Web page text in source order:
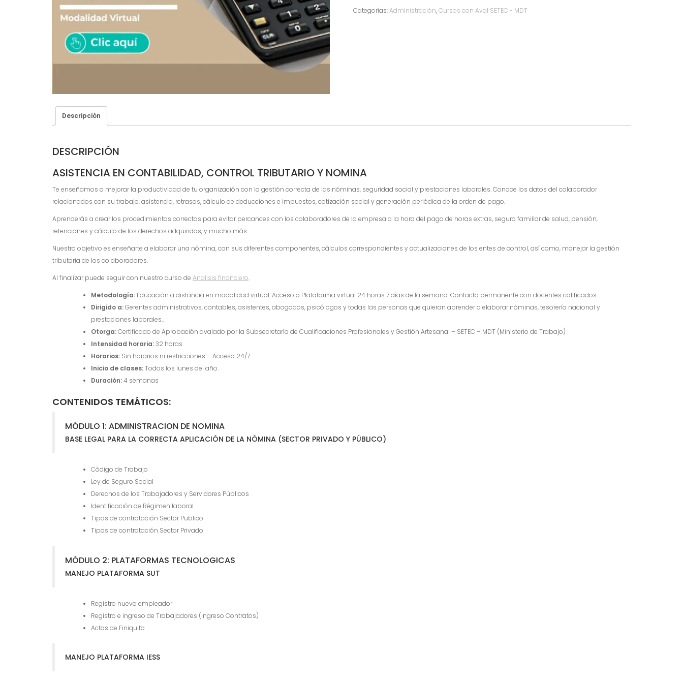
Control
Categorías:Administración,Cursos con Aval SETEC - MDT
Descripción
DESCRIPCIÓN
ASISTENCIA EN CONTABILIDAD, CONTROL TRIBUTARIO Y NOMINA
Te enseñamos a mejorar la productividad de tu organización con la gestión correcta de las nóminas, seguridad social y prestaciones laborales. Conoce los datos del colaborador
relacionados con su trabajo, asistencia, retrasos, cálculo de deducciones e impuestos, cotización social y generación periódica de la orden de pago.
Aprenderás a crear los procedimientos correctos para evitar percances con los colaboradores de la empresa a la hora del pago de horas extras, seguro familiar de salud, pensión,
retenciones y cálculo de los derechos adquiridos, y mucho más
Nuestro objetivo es enseñarte a elaborar una nómina, con sus diferentes componentes, cálculos correspondientes y actualizaciones de los entes de control, así como, manejar la gestión
tributaria de los colaboradores.
Al finalizar puede seguir con nuestro curso de Analisis financiero.
Metodología: Educación a distancia en modalidad virtual. Acceso a Plataforma virtual 24 horas 7 días de la semana. Contacto permanente con docentes calificados.
Dirigido a:Gerentes administrativos, contables, asistentes, abogados, psicólogos y todas las personas que quieran aprender a elaborar nóminas, tesorería nacional y
prestaciones laborales..
Otorga:Certificado de Aprobación avalado por la Subsecretaría de Cualificaciones Profesionales y Gestión Artesanal – SETEC – MDT (Ministerio de Trabajo)
Intensidad horaria:32 horas
Horarios: Sin horarios ni restricciones – Acceso 24/7
Inicio de clases:Todos los lunes del año.
Duración:4 semanas
CONTENIDOS TEMÁTICOS:
MÓDULO 1: ADMINISTRACION DE NOMINA
BASE LEGAL PARA LA CORRECTA APLICACIÓN DE LA NÓMINA (SECTOR PRIVADO Y PÚBLICO)
Código de Trabajo
Ley de Seguro Social
Derechos de los Trabajadores y Servidores Públicos
Identificación de Régimen laboral
Tipos de contratación Sector Publico
Tipos de contratación Sector Privado
MÓDULO 2: PLATAFORMAS TECNOLOGICAS
MANEJO PLATAFORMA SUT
Registro nuevo empleador
Registro e ingreso de Trabajadores (Ingreso Contratos)
Actas de Finiquito
MANEJO PLATAFORMA IESS